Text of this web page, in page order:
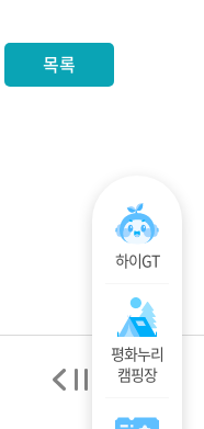
목록
하이GT
평화누리
캠핑장